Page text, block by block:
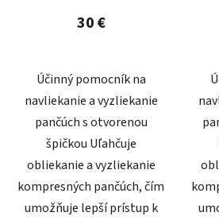
30 €
Účinný pomocník na
navliekanie a vyzliekanie
pančúch s otvorenou
špičkou Uľahčuje
obliekanie a vyzliekanie
kompresných pančúch, čím
umožňuje lepší prístup k